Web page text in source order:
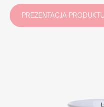
PREZENTACJA